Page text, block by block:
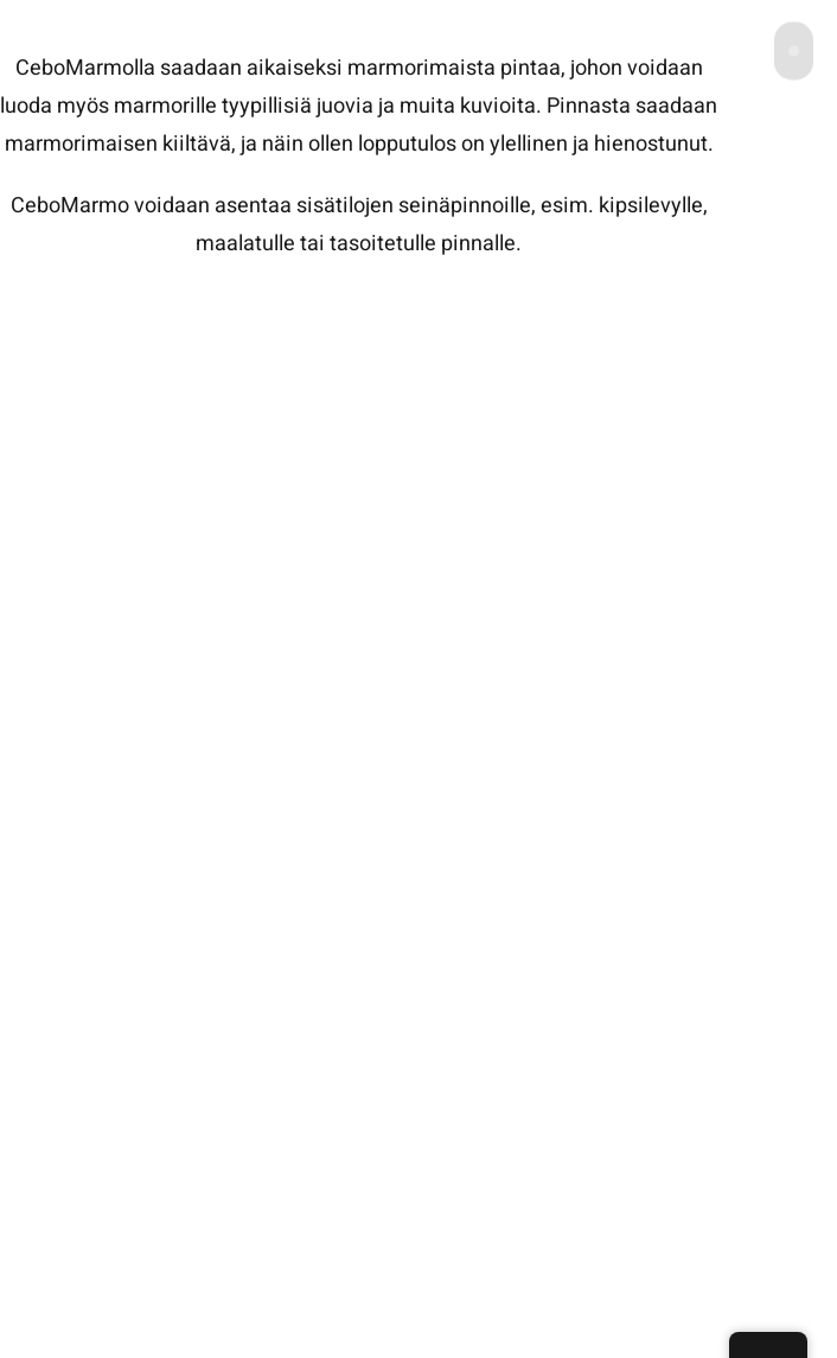
CeboMarmolla saadaan aikaiseksi marmorimaista pintaa, johon voidaan
luoda myös marmorille tyypillisiä juovia ja muita kuvioita. Pinnasta saadaan
marmorimaisen kiiltävä, ja näin ollen lopputulos on ylellinen ja hienostunut.
CeboMarmo voidaan asentaa sisätilojen seinäpinnoille, esim. kipsilevylle,
maalatulletai tasoitetulle pinnalle.